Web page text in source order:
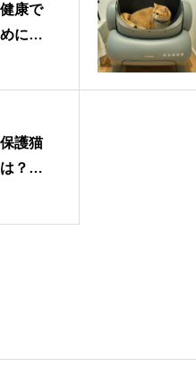
康で
に飼
護猫
？流